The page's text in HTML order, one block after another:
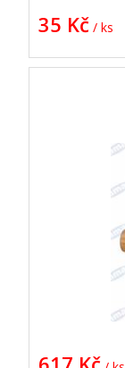
35 Kč / ks